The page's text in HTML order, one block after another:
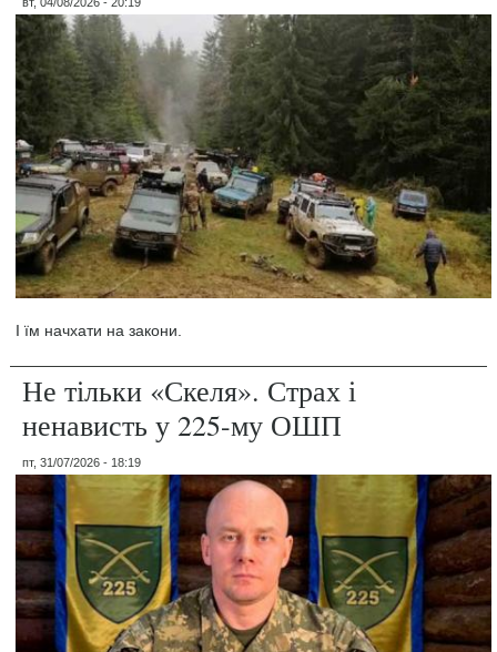
І їм начхати на закони.
Не тільки «Скеля». Страх і
ненависть у 225-му ОШП
пт, 31/07/2026 - 18:19